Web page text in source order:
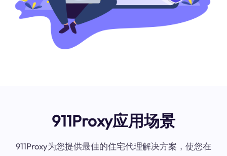
911Proxy应用场景
911Proxy为您提供最佳的住宅代理解决方案，使您在